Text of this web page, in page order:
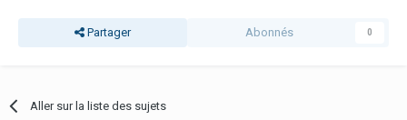
Partager Abonnés 0
Aller sur la liste des sujets